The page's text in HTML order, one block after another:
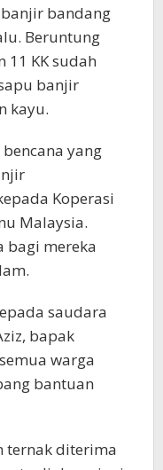
bandang
Beruntung
KK sudah
banjir
kayu.
yang
Koperasi
Malaysia.
bagi mereka
saudara
bapak
warga
bantuan
ternak diterima